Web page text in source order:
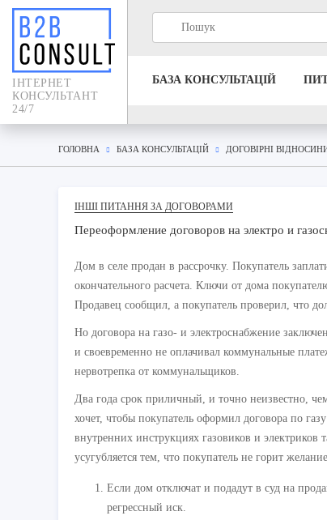
IНТЕРНЕТ
КОНСУЛЬТАНТ
24/7
БАЗА КОНСУЛЬТАЦIЙ
ГОЛОВНА БАЗА КОНСУЛЬТАЦIЙ ДОГОВІРНІ
ІНШІ ПИТАННЯ ЗА ДОГОВОРАМИ
Переоформление договоров на электро и
Дом в селе продан в рассрочку. Покупатель
окончательного расчета. Ключи от дома
Продавец сообщил, а покупатель проверил, что
Но договора на газо- и электроснабжение
и своевременно не оплачивал коммунальные
нервотрепка от коммунальщиков.
Два года срок приличный, и точно неизвестно,
хочет, чтобы покупатель оформил договора по
внутренних инструкциях газовиков и
усугубляется тем, что покупатель не горит
Если дом отключат и подадут в суд на
регрессный иск.